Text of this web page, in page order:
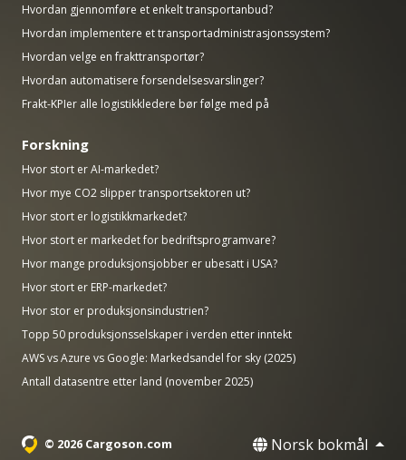
Hvordan gjennomføre et enkelt transportanbud?
Hvordan implementere et transportadministrasjonssystem?
Hvordan velge en frakttransportør?
Hvordan automatisere forsendelsesvarslinger?
Frakt-KPIer alle logistikkledere bør følge med på
Forskning
Hvor stort er AI-markedet?
Hvor mye CO2 slipper transportsektoren ut?
Hvor stort er logistikkmarkedet?
Hvor stort er markedet for bedriftsprogramvare?
Hvor mange produksjonsjobber er ubesatt i USA?
Hvor stort er ERP-markedet?
Hvor stor er produksjonsindustrien?
Topp 50 produksjonsselskaper i verden etter inntekt
AWS vs Azure vs Google: Markedsandel for sky (2025)
Antall datasentre etter land (november 2025)
© 2026 Cargoson.com Norsk bokmål